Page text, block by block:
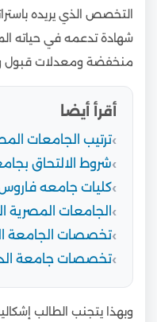
التخصص الذي يريده
شهادة تدعمه في حياته
منخفضة ومعدلات قبول
أقرأ أيضا
ترتيب الجامعات
شروط الالتحاق
كليات جامعه
الجامعات المصرية
تخصصات الجامعة
تخصصات جامعة
وبهذا يتجنب الطالب